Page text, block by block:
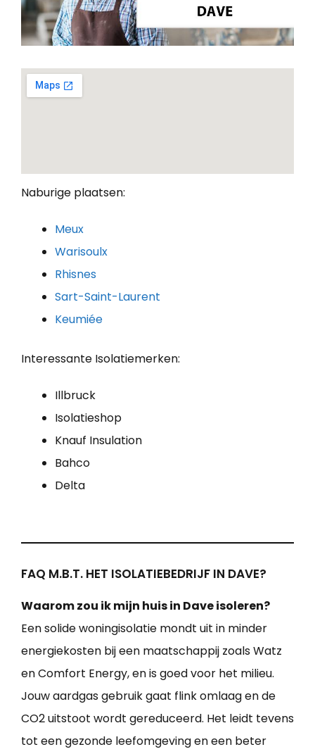
Naburige plaatsen:
Meux
Warisoulx
Rhisnes
Sart-Saint-Laurent
Keumiée
Interessante Isolatiemerken:
Illbruck
Isolatieshop
Knauf Insulation
Bahco
Delta
FAQ M.B.T. HET ISOLATIEBEDRIJF IN DAVE?
Waarom zou ik mijn huis in Dave isoleren?
Een solide woningisolatie mondt uit in minder
energiekosten bij een maatschappij zoals Watz
en Comfort Energy, en is goed voor het milieu.
Jouw aardgas gebruik gaat flink omlaag en de
CO2 uitstoot wordt gereduceerd. Het leidt tevens
tot een gezonde leefomgeving en een beter